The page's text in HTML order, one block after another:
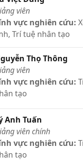
viên
vực nghiên cứu:
Trí tuệ nhân tạo
Thọ Thông
viên
vực nghiên cứu:
tạo
Anh Tuấn
viên chính
vực nghiên cứu:
tạo